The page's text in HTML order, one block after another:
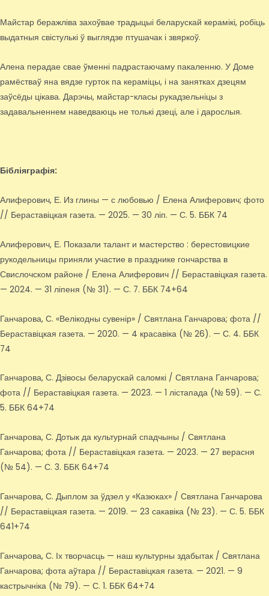
Майстар беражліва захоўвае традыцыі беларускай керамікі, робіць
выдатныя свістулькі ў выглядзе птушачак і звяркоў.
Алена перадае свае ўменні падрастаючаму пакаленню. У Доме
рамёстваў яна вядзе гурток па кераміцы, і на занятках дзецям
заўсёды цікава. Дарэчы, майстар-класы рукадзельніцы з
задавальненнем наведваюць не толькі дзеці, але і дарослыя.
Бібліяграфія:
Алиферович, Е. Из глины — с любовью / Елена Алиферович; фото
// Бераставіцкая газета. — 2025. — 30 ліп. — С. 5. ББК 74
Алиферович, Е. Показали талант и мастерство : берестовицкие
рукодельницы приняли участие в празднике гончарства в
Свислочском районе / Елена Алиферович // Бераставіцкая газета.
— 2024. — 31 ліпеня (№ 31). — С. 7. ББК 74+64
Ганчарова, С. «Велікодны сувенір» / Святлана Ганчарова; фота //
Бераставіцкая газета. — 2020. — 4 красавіка (№ 26). — С. 4. ББК
74
Ганчарова, С. Дзівосы беларускай саломкі / Святлана Ганчарова;
фота // Бераставіцкая газета. — 2023. — 1 лістапада (№ 59). — С.
5. ББК 64+74
Ганчарова, С. Дотык да культурнай спадчыны / Святлана
Ганчарова; фота // Бераставіцкая газета. — 2023. — 27 верасня
(№ 54). — С. 3. ББК 64+74
Ганчарова, С. Дыплом за ўдзел у «Казюках» / Святлана Ганчарова
// Бераставіцкая газета. — 2019. — 23 сакавіка (№ 23). — С. 5. ББК
641+74
Ганчарова, С. Іх творчасць — наш культурны здабытак / Святлана
Ганчарова; фота аўтара // Бераставіцкая газета. — 2021. — 9
кастрычніка (№ 79). — С. 1. ББК 64+74